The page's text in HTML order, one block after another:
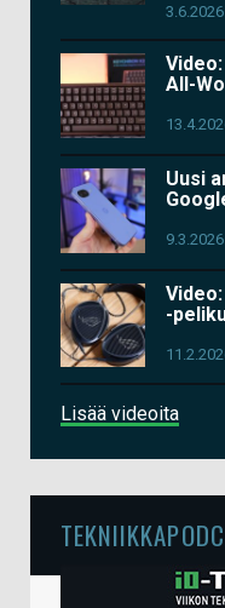
3.6.2026
All-
Uusi
9.3.2026
-
Lisää videoita